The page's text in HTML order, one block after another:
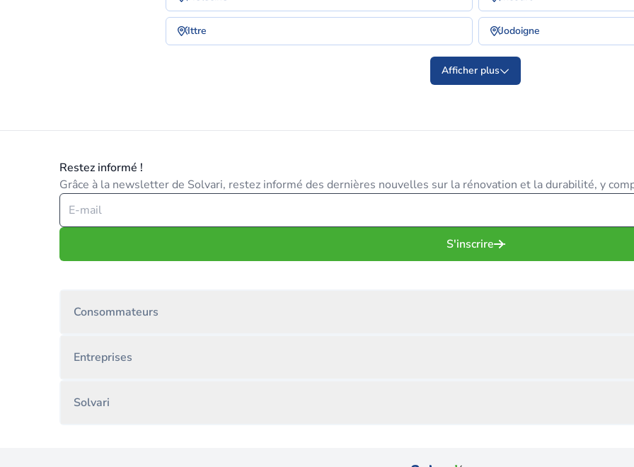
Ittre Jodoigne
Afficher plus
Restez informé !
Grâce à la newsletter de Solvari, restez informé des dernières nouvelles sur la rénovation et la durabilité, y
S'inscrire
Consommateurs
Entreprises
Solvari